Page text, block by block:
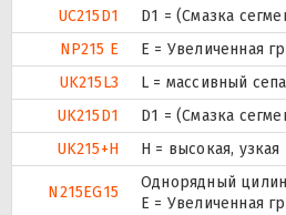
UC215D1
D1 = (Смазка
NP215 E
Е = Увеличенная
UK215L3
L = массивный
UK215D1
D1 = (Смазка
UK215+H
H = высокая,
N215EG15
Однорядный
E = Увеличенная